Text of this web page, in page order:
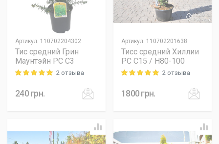
Артикул: 110702204302
Тис средний Грин
Маунтэйн PC C3
Rating: 5 out of 52 отзыва
240грн.
Артикул: 110702201638
Тисс средний Хиллии
PC C15 / H80-100
Rating: 5 out of 52 отзыва
1800грн.